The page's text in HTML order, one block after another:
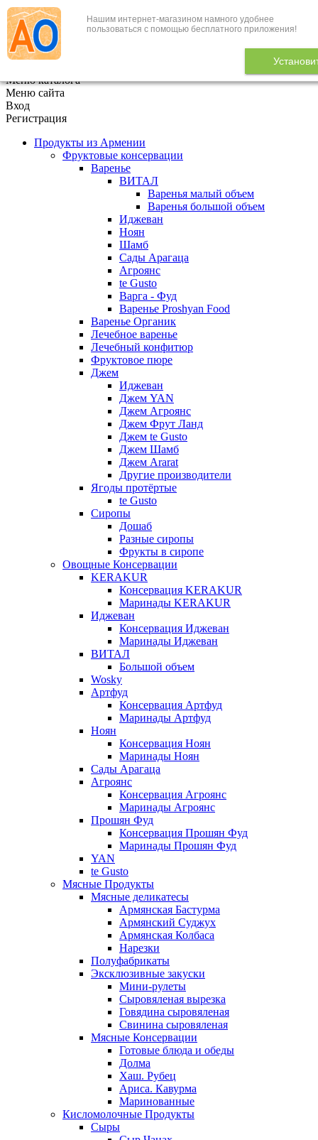
Нашим интернет-магазином намного удобнее
пользоваться с помощью бесплатного приложения!
+7 (495) 646-888-1
В корзине 0
Меню каталога
Меню сайта
Вход
Регистрация
Продукты из Армении
Фруктовые консервации
Варенье
ВИТАЛ
Варенья малый объем
Варенья большой объем
Иджеван
Ноян
Шамб
Сады Арагаца
Агроянс
te Gusto
Варга - Фуд
Варенье Proshyan Food
Варенье Органик
Лечебное варенье
Лечебный конфитюр
Фруктовое пюре
Джем
Иджеван
Джем YAN
Джем Агроянс
Джем Фрут Ланд
Джем te Gusto
Джем Шамб
Джем Ararat
Другие производители
Ягоды протёртые
te Gusto
Сиропы
Дошаб
Разные сиропы
Фрукты в сиропе
Овощные Консервации
KERAKUR
Консервация KERAKUR
Маринады KERAKUR
Иджеван
Консервация Иджеван
Маринады Иджеван
ВИТАЛ
Большой объем
Wosky
Артфуд
Консервация Артфуд
Маринады Артфуд
Ноян
Консервация Ноян
Маринады Ноян
Сады Арагаца
Агроянс
Консервация Агроянс
Маринады Агроянс
Прошян Фуд
Консервация Прошян Фуд
Маринады Прошян Фуд
YAN
te Gusto
Мясные Продукты
Мясные деликатесы
Армянская Бастурма
Армянский Суджух
Армянская Колбаса
Нарезки
Полуфабрикаты
Эксклюзивные закуски
Мини-рулеты
Сыровяленая вырезка
Говядина сыровяленая
Свинина сыровяленая
Мясные Консервации
Готовые блюда и обеды
Долма
Хаш. Рубец
Ариса. Кавурма
Маринованные
Кисломолочные Продукты
Сыры